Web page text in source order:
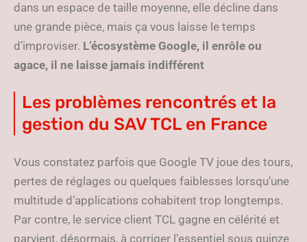
dans un espace de taille moyenne, elle décline dans
une grande pièce, mais ça vous laisse le temps
d’improviser. L’écosystème Google, il enrôle ou
agace, il ne laisse jamais indifférent
Les problèmes rencontrés et la
gestion du SAV TCL en France
Vous constatez parfois que Google TV joue des tours,
pertes de réglages ou quelques faiblesses lorsqu’une
multitude d’applications cohabitent trop longtemps.
Par contre, le service client TCL gagne en célérité et
parvient, désormais, à corriger l’essentiel sous quinze